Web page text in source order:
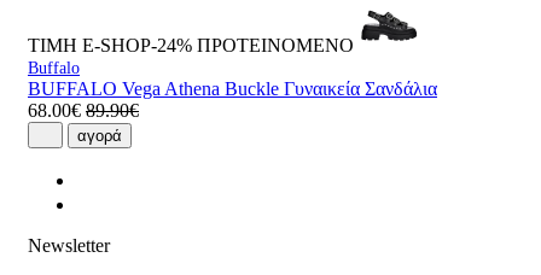
ΤΙΜΗ E-SHOP-24% ΠΡΟΤΕΙΝΟΜΕΝΟ
Buffalo
BUFFALO Vega Athena Buckle Γυναικεία Σανδάλια
68.00€ 89.90€
αγορά
Newsletter